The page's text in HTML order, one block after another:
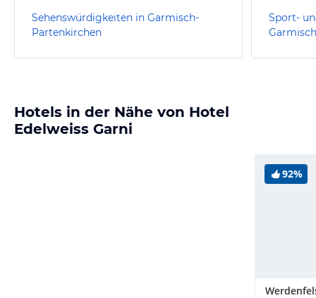
Sehenswürdigkeiten in Garmisch-
Partenkirchen
Sport-
Hotels in der Nähe von Hotel
Edelweiss Garni
92%